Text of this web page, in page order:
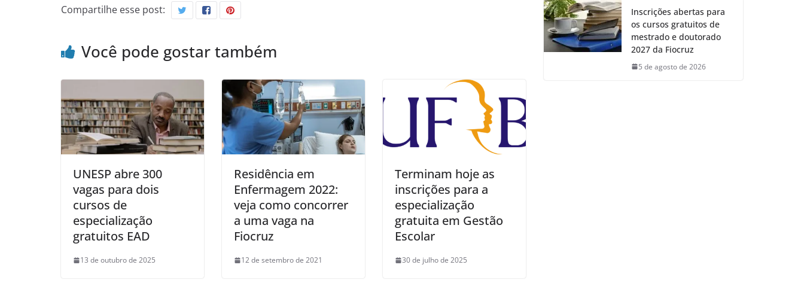
Compartilhe esse post:
Você pode gostar também
UNESP abre 300
vagas para dois
cursos de
especialização
gratuitos EAD
13 de outubro de 2025
Residência em
Enfermagem 2022:
veja como concorrer
a uma vaga na
Fiocruz
12 de setembro de 2021
Terminam hoje as
inscrições para a
especialização
gratuita em Gestão
Escolar
30 de julho de 2025
Inscrições abertas para
os cursos gratuitos de
mestrado e doutorado
2027 da Fiocruz
5 de agosto de 2026